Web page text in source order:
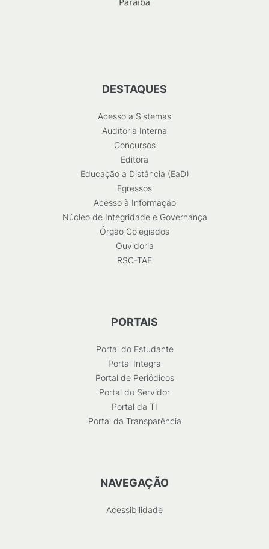
DESTAQUES
Acesso a Sistemas
Auditoria Interna
Concursos
Editora
Educação a Distância (EaD)
Egressos
Acesso à Informação
Núcleo de Integridade e Governança
Órgão Colegiados
Ouvidoria
RSC-TAE
PORTAIS
Portal do Estudante
Portal Integra
Portal de Periódicos
Portal do Servidor
Portal da TI
Portal da Transparência
NAVEGAÇÃO
Acessibilidade